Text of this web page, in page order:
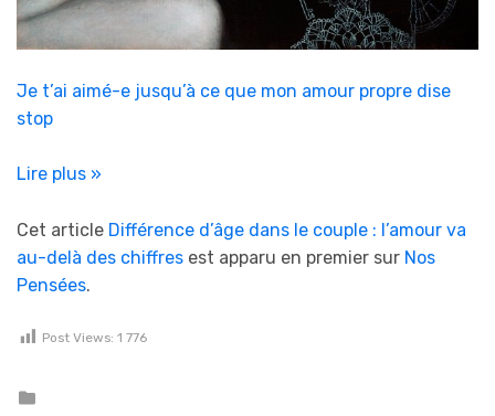
Je t’ai aimé-e jusqu’à ce que mon amour propre dise
stop
Lire plus »
Cet article Différence d’âge dans le couple : l’amour va
au-delà des chiffres est apparu en premier sur Nos
Pensées.
Post Views: 1 776